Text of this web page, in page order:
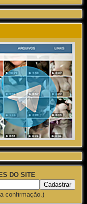
DO SITE
confirmação.)